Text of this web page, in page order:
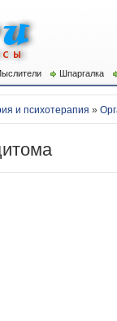
Шпаргалка
и психотерапия »